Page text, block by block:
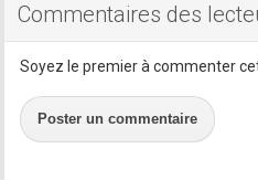
Commentaires des
Soyez le premier à commenter
Poster un commentaire